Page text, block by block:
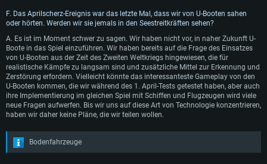
F. Das Aprilscherz-Ereignis war das letzte Mal, dass wir von U-Booten sahen
oder hörten. Werden wir sie jemals in den Seestreitkräften sehen?
A. Es ist im Moment schwer zu sagen. Wir haben nicht vor, in naher Zukunft U-
Boote in das Spiel einzuführen. Wir haben bereits auf die Frage des Einsatzes
von U-Booten aus der Zeit des Zweiten Weltkriegs hingewiesen, die für
realistische Kämpfe zu langsam sind und zusätzliche Mittel zur Erkennung und
Zerstörung erfordern. Vielleicht könnte das interessanteste Gameplay von den
U-Booten kommen, die wir während des 1. April-Tests getestet haben, aber auch
ihre Implementierung im gleichen Spiel mit Schiffen und Flugzeugen wird viele
neue Fragen aufwerfen. Bis wir uns auf diese Art von Technologie konzentrieren,
haben wir daher keine Pläne, die wir teilen wollen.
Bodenfahrzeuge